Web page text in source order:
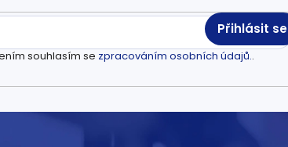
souhlasím se zpracováním osobních údajů..
Přihlásit se